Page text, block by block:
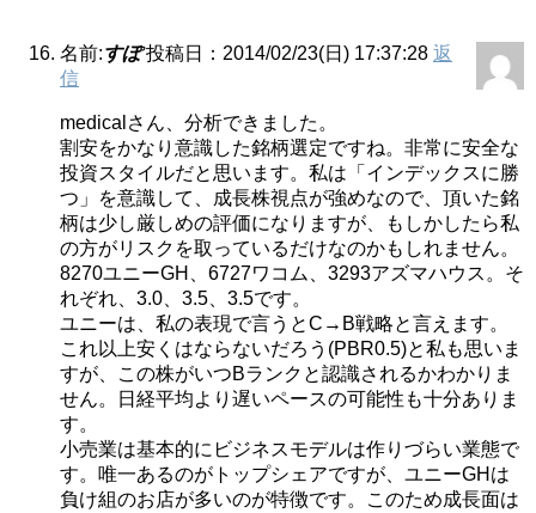
名前:すぽ 投稿日：2014/02/23(日) 17:37:28 返
信
medicalさん、分析できました。
割安をかなり意識した銘柄選定ですね。非常に安全な
投資スタイルだと思います。私は「インデックスに勝
つ」を意識して、成長株視点が強めなので、頂いた銘
柄は少し厳しめの評価になりますが、もしかしたら私
の方がリスクを取っているだけなのかもしれません。
8270ユニーGH、6727ワコム、3293アズマハウス。そ
れぞれ、3.0、3.5、3.5です。
ユニーは、私の表現で言うとC→B戦略と言えます。
これ以上安くはならないだろう(PBR0.5)と私も思いま
すが、この株がいつBランクと認識されるかわかりま
せん。日経平均より遅いペースの可能性も十分ありま
す。
小売業は基本的にビジネスモデルは作りづらい業態で
す。唯一あるのがトップシェアですが、ユニーGHは
負け組のお店が多いのが特徴です。このため成長面は